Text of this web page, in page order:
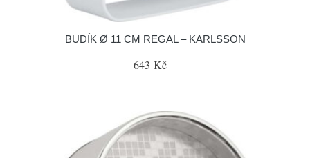
BUDÍK Ø 11 CM REGAL – KARLSSON
643 Kč